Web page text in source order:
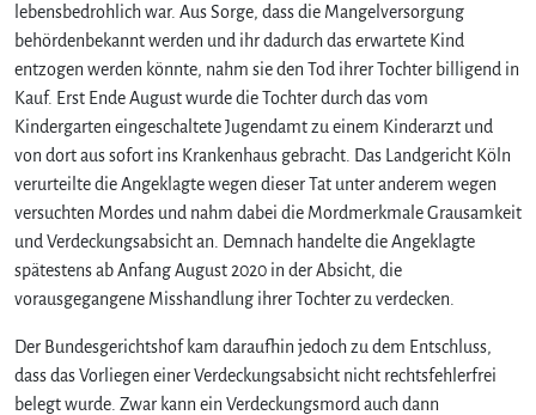
lebensbedrohlich war. Aus Sorge, dass die Mangelversorgung
behördenbekannt werden und ihr dadurch das erwartete Kind
entzogen werden könnte, nahm sie den Tod ihrer Tochter billigend in
Kauf. Erst Ende August wurde die Tochter durch das vom
Kindergarten eingeschaltete Jugendamt zu einem Kinderarzt und
von dort aus sofort ins Krankenhaus gebracht. Das Landgericht Köln
verurteilte die Angeklagte wegen dieser Tat unter anderem wegen
versuchten Mordes und nahm dabei die Mordmerkmale Grausamkeit
und Verdeckungsabsicht an. Demnach handelte die Angeklagte
spätestens ab Anfang August 2020 in der Absicht, die
vorausgegangene Misshandlung ihrer Tochter zu verdecken.
Der Bundesgerichtshof kam daraufhin jedoch zu dem Entschluss,
dass das Vorliegen einer Verdeckungsabsicht nicht rechtsfehlerfrei
belegt wurde. Zwar kann ein Verdeckungsmord auch dann